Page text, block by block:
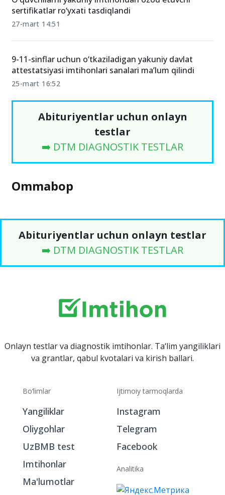
sertifikatlar ro‘yxati tasdiqlandi
27-mart 14:51
9-11-sinflar uchun o‘tkaziladigan yakuniy davlat
attestatsiyasi imtihonlari sanalari ma’lum qilindi
25-mart 16:52
Abituriyentlar uchun onlayn
testlar
➡️ DTM DIAGNOSTIK TESTLAR
Ommabop
Abituriyentlar uchun onlayn testlar
➡️ DTM DIAGNOSTIK TESTLAR
Onlayn testlar va diagnostik imtihonlar. Ta‘lim yangiliklari
va grantlar, qabul kvotalari va kirish ballari.
Bo‘limlar
Yangiliklar
Oliygohlar
UzBMB test
Imtihonlar
Ma'lumotlar
Ijtimoiy tarmoqlarda
Instagram
Telegram
Facebook
Analitika